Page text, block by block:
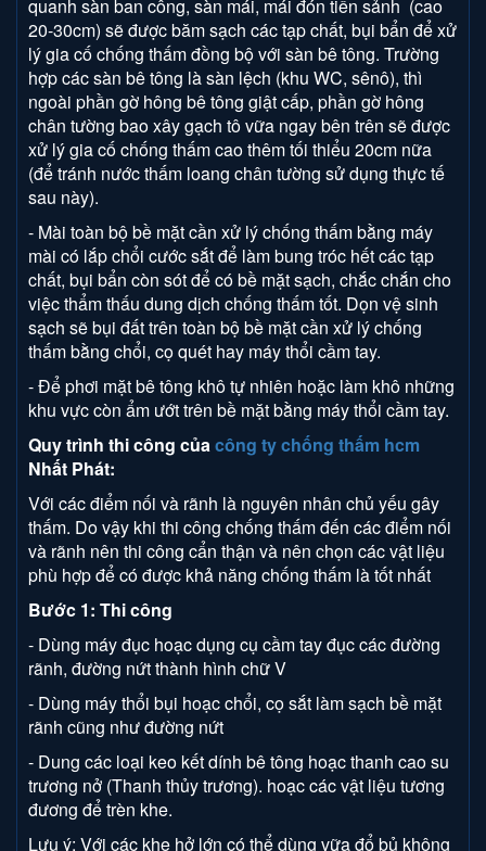
quanh sàn ban công, sàn mái, mái đón tiền sảnh (cao
20-30cm) sẽ được băm sạch các tạp chất, bụi bẩn để xử
lý gia cố chống thấm đồng bộ với sàn bê tông. Trường
hợp các sàn bê tông là sàn lệch (khu WC, sênô), thì
ngoài phần gờ hông bê tông giật cấp, phần gờ hông
chân tường bao xây gạch tô vữa ngay bên trên sẽ được
xử lý gia cố chống thấm cao thêm tối thiểu 20cm nữa
(để tránh nước thấm loang chân tường sử dụng thực tế
sau này).
- Mài toàn bộ bề mặt cần xử lý chống thấm bằng máy
mài có lắp chổi cước sắt để làm bung tróc hết các tạp
chất, bụi bẩn còn sót để có bề mặt sạch, chắc chắn cho
việc thẩm thấu dung dịch chống thấm tốt. Dọn vệ sinh
sạch sẽ bụi đất trên toàn bộ bề mặt cần xử lý chống
thấm bằng chổi, cọ quét hay máy thổi cầm tay.
- Để phơi mặt bê tông khô tự nhiên hoặc làm khô những
khu vực còn ẩm ướt trên bề mặt bằng máy thổi cầm tay.
Quy trình thi công củacông ty chống thấm hcm
Nhất Phát:
Với các điểm nối và rãnh là nguyên nhân chủ yếu gây
thấm. Do vậy khi thi công chống thấm đến các điểm nối
và rãnh nên thi công cẩn thận và nên chọn các vật liệu
phù hợp để có được khả năng chống thấm là tốt nhất
Bước 1: Thi công
- Dùng máy đục hoạc dụng cụ cầm tay đục các đường
rãnh, đường nứt thành hình chữ V
- Dùng máy thổi bụi hoạc chổi, cọ sắt làm sạch bề mặt
rãnh cũng như đường nứt
- Dung các loại keo kết dính bê tông hoạc thanh cao su
trương nở (Thanh thủy trương). hoạc các vật liệu tương
đương để trèn khe.
Lưu ý: Với các khe hở lớn có thể dùng vữa đổ bủ không